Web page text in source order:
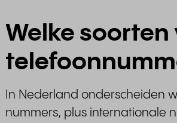
Welke soorten
In Nederland onderscheiden
nummers, plus internationale